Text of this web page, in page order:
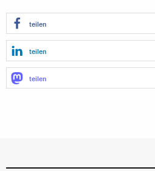
teilen
teilen
teilen